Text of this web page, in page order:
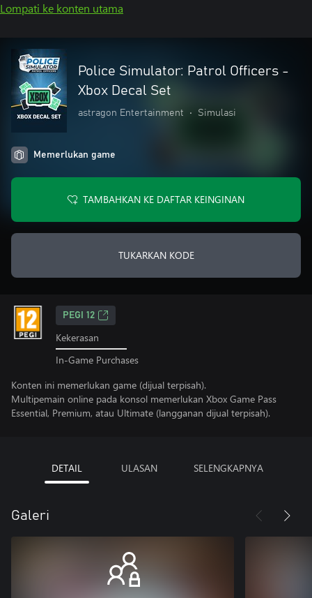
Lompati ke konten utama
Police Simulator: Patrol Officers -
Xbox Decal Set
astragon Entertainment • Simulasi
Memerlukan game
TAMBAHKAN KE DAFTAR KEINGINAN
TUKARKAN KODE
PEGI 12
Kekerasan
In-Game Purchases
Konten ini memerlukan game (dijual terpisah).
Multipemain online pada konsol memerlukan Xbox Game Pass
Essential, Premium, atau Ultimate (langganan dijual terpisah).
DETAIL ULASAN SELENGKAPNYA
Galeri